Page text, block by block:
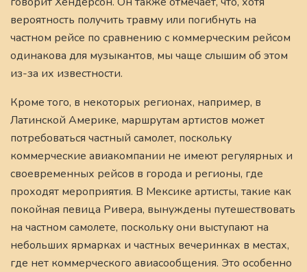
вероятность получить травму или погибнуть на
частном рейсе по сравнению с коммерческим рейсом
одинакова для музыкантов, мы чаще слышим об этом
из-за их известности.
Кроме того, в некоторых регионах, например, в
Латинской Америке, маршрутам артистов может
потребоваться частный самолет, поскольку
коммерческие авиакомпании не имеют регулярных и
своевременных рейсов в города и регионы, где
проходят мероприятия. В Мексике артисты, такие как
покойная певица Ривера, вынуждены путешествовать
на частном самолете, поскольку они выступают на
небольших ярмарках и частных вечеринках в местах,
где нет коммерческого авиасообщения. Это особенно